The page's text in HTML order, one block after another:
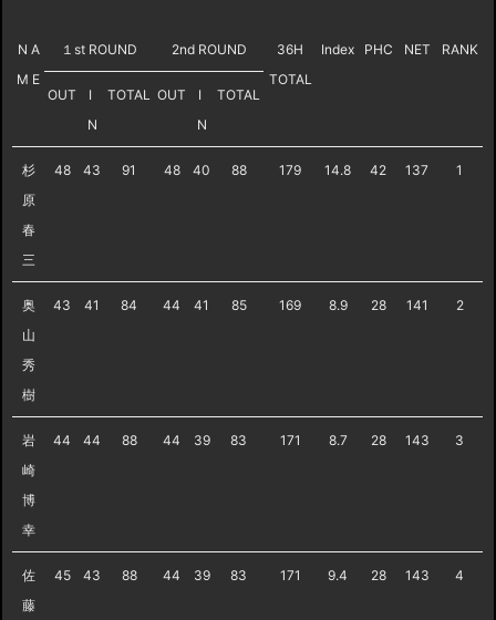
N A
M E
１st ROUND 2nd ROUND
36H
TOTAL
Index PHC NET RANK
OUT
I
N
TOTAL OUT
I
N
TOTAL
杉
原
春
三
48 43 91 48 40 88 179 14.8 42 137 1
奥
山
秀
樹
43 41 84 44 41 85 169 8.9 28 141 2
岩
崎
博
幸
44 44 88 44 39 83 171 8.7 28 143 3
佐
藤
45 43 88 44 39 83 171 9.4 28 143 4